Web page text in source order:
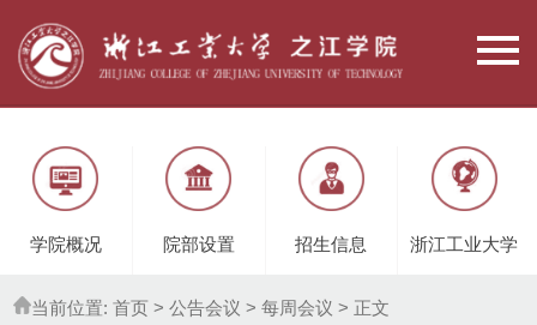
学院概况 院部设置 招生信息 浙江工业大学
当前位置:首页 > 公告会议 >每周会议 > 正文